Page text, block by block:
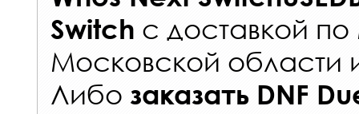
Switch с доставкой
Московской области
Либо заказать DNF